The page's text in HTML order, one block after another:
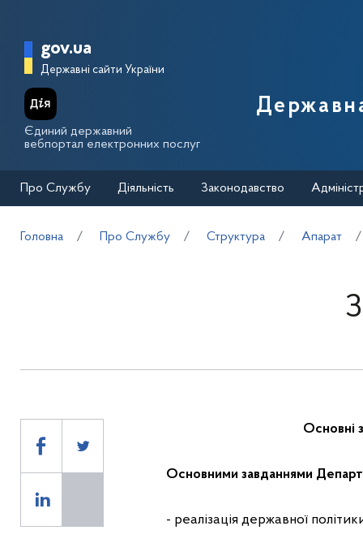
Головна сторінка Державної
gov.ua
Державні сайти України
Єдиний державний
вебпортал електронних послуг
Про Службу Діяльність Законодавство
Головна Про Службу Структура Апарат
Основні
Основними завданнями
- реалізація державної